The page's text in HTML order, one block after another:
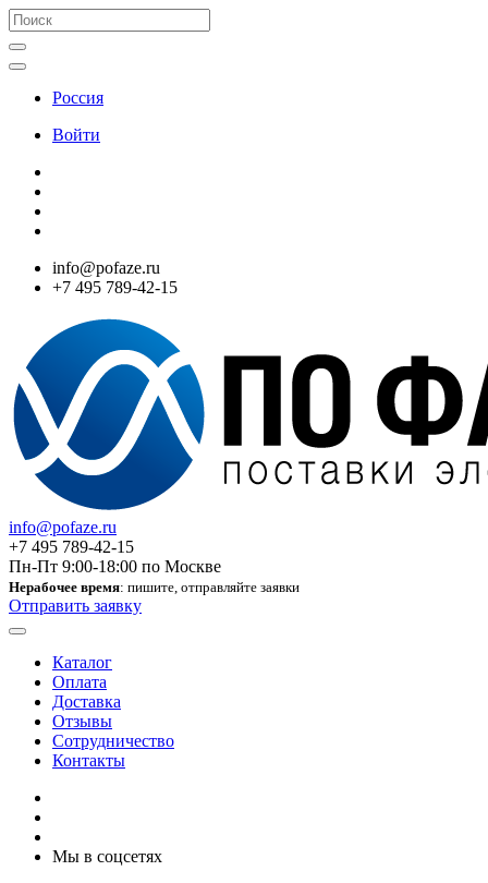
Россия
Войти
info@pofaze.ru
+7 495 789-42-15
info@pofaze.ru
+7 495 789-42-15
Пн-Пт 9:00-18:00 по Москве
Нерабочее время: пишите, отправляйте заявки
Отправить заявку
Каталог
Оплата
Доставка
Отзывы
Сотрудничество
Контакты
Мы в соцсетях